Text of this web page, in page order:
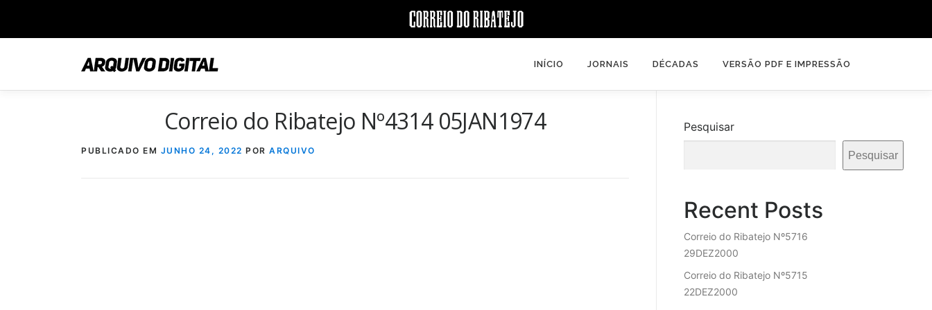
INÍCIO JORNAIS DÉCADAS VERSÃO PDF E IMPRESSÃO
Correio do Ribatejo Nº4314 05JAN1974
PUBLICADO EM JUNHO 24, 2022 POR ARQUIVO
Pesquisar
Pesquisar
Recent Posts
Correio do Ribatejo Nº5716
29DEZ2000
Correio do Ribatejo Nº5715
22DEZ2000